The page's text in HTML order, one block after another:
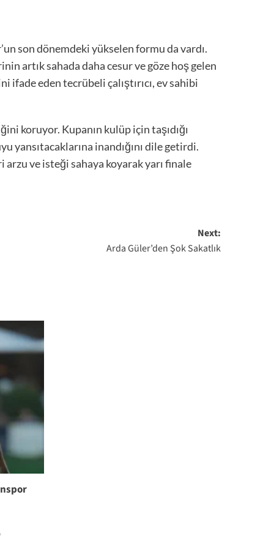
son dönemdeki yükselen formu da vardı.
artık sahada daha cesur ve göze hoş gelen
eden tecrübeli çalıştırıcı, ev sahibi
koruyor. Kupanın kulüp için taşıdığı
yansıtacaklarına inandığını dile getirdi.
ve isteği sahaya koyarak yarı finale
Next:
Arda Güler’den Şok Sakatlık